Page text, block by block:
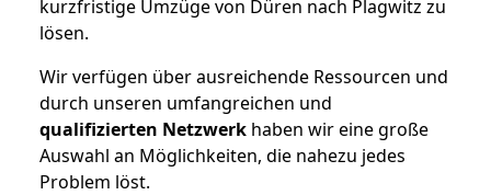
kurzfristige Umzüge von Düren nach Plagwitz zu
lösen.
Wir verfügen über ausreichende Ressourcen und
durch unseren umfangreichen und
qualifizierten Netzwerk haben wir eine große
Auswahl an Möglichkeiten, die nahezu jedes
Problem löst.